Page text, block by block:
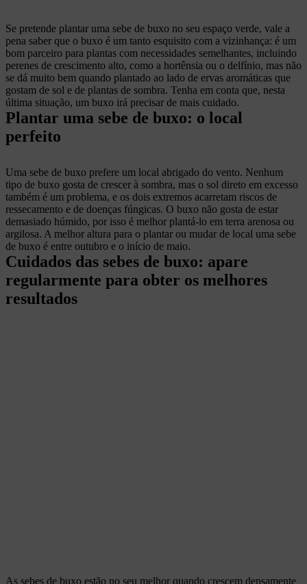
Se pretende plantar uma sebe de buxo no seu espaço verde, vale a
pena saber que o buxo é um tanto esquisito com a vizinhança: é um
bom parceiro para plantas com necessidades semelhantes, incluindo
perenes de crescimento alto, como a hortênsia ou o delfínio, mas não
se dá muito bem quando plantado ao lado de ervas aromáticas que
gostam de sol e de plantas de sombra. Tenha em conta que, nesta
última situação, um buxo irá precisar de mais cuidado.
Plantar uma sebe de buxo: o local
perfeito
Uma sebe de buxo prefere um local abrigado do vento. Nenhum
tipo de buxo gosta de crescer à sombra, mas o sol direto em excesso
também é um problema, e os dois extremos acarretam riscos de
ressecamento e de doenças fúngicas. O buxo não gosta de estar
demasiado húmido, por isso é melhor plantá-lo em terra arenosa ou
argilosa. A melhor altura para o plantar ou mudar de local uma sebe
de buxo é entre outubro e o início de maio.
Cuidados das sebes de buxo: apare
regularmente para obter os melhores
resultados
As sebes de buxo estão no seu melhor quando crescem densamente